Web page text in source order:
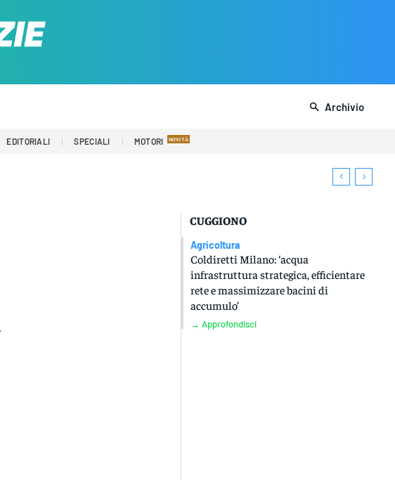
Archivio
EDITORIALI SPECIALI MOTORI
CUGGIONO
Agricoltura
Coldiretti Milano: ‘acqua
infrastruttura strategica, efficientare
rete e massimizzare bacini di
accumulo’
→ Approfondisci